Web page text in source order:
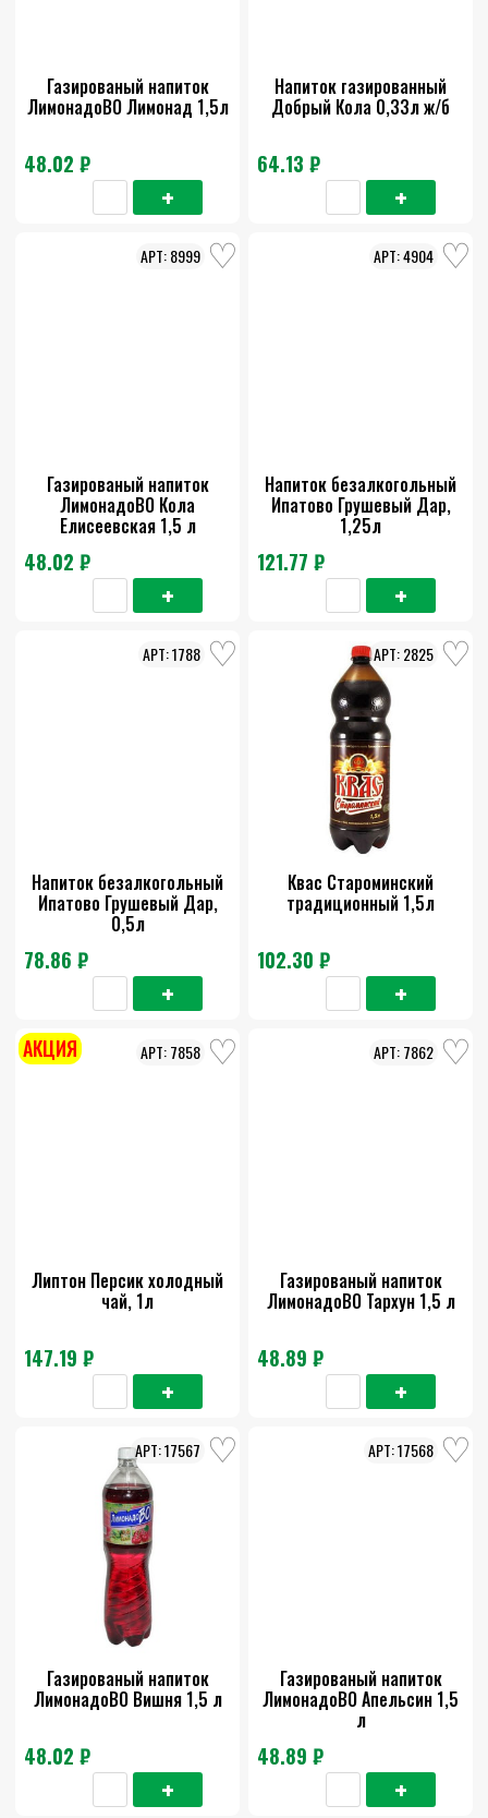
Газированый напиток
ЛимонадоВО Лимонад 1,5л
48.02 ₽
Напиток газированный
Добрый Кола 0,33л ж/б
64.13 ₽
Газированый напиток
ЛимонадоВО Кола
Елисеевская 1,5 л
48.02 ₽
8999
Напиток безалкогольный
Ипатово Грушевый Дар,
1,25л
121.77 ₽
4904
Напиток безалкогольный
Ипатово Грушевый Дар,
0,5л
78.86 ₽
1788
Квас Староминский
традиционный 1,5л
102.30 ₽
2825
Липтон Персик холодный
чай, 1л
147.19 ₽
7858
АКЦИЯ
Газированый напиток
ЛимонадоВО Тархун 1,5 л
48.89 ₽
7862
Газированый напиток
ЛимонадоВО Вишня 1,5 л
48.02 ₽
17567
Газированый напиток
ЛимонадоВО Апельсин 1,5
л
48.89 ₽
17568